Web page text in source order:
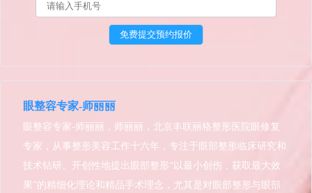
眼整容专家-师丽丽
眼整容专家-师丽丽，师丽丽，北京丰联丽格整形医院眼修复
专家，从事整形美容工作十六年，专注于眼部整形临床研究和
技术钻研。开创性地提出眼部整形“以最小创伤，获取最大效
果”的精细化理论和精品手术理念，尤其是对眼部整形与眼部